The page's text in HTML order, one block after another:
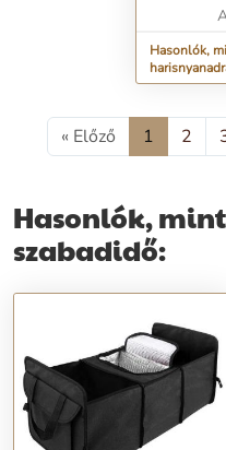
Hasonlók,
« Előző 1 2
Hasonlók,
szabadidő: